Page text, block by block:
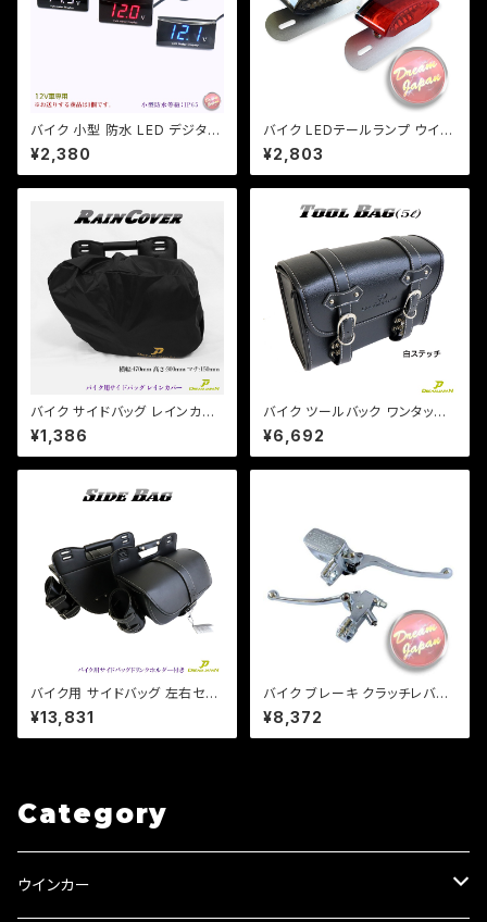
バイク 小型 防水 LED デジタル
電圧計 ボルトメーター 汎用 格
安 表示色3色選択/検索用/ホン
ダ/ヤマハ/カワサキ【クリックポ
¥2,380
バイク LEDテールランプ ウイン
カー 一体型テール ルーカステ
ール【レンズ色選択】 / 汎用 ル
ーカス CB XJ SR TW
¥2,803
バイク サイドバッグ レインカバ
ー 雨具 アジャスター付 470×3
00×150mm 【Dream-Japan
製】【クリックポスト】
¥1,386
バイク ツールバック ワンタッチ
型 内ポケット付!(白ステッチ) (5
L)ブラック ツールバッグ 合皮【D
ream-Japanオリジナル】DS S
¥6,692
バイク用 サイドバッグ 左右セッ
ト ドリンクホルダー レインカバ
ー付き /ドラッグスター/スポーツ
スター/ビラーゴ/マグナ
¥13,831
バイク ブレーキ クラッチレバー
マスターシリンダー セット メッキ
22mmハンドル用/汎用/修理/カ
スタム/マグナ/ビラーゴ/スティー
¥8,372
Category
ウインカー